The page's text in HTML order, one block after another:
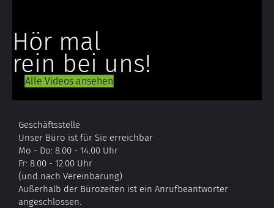
Hör mal
rein bei uns!
Alle Videos ansehen
Geschäftsstelle
Unser Büro ist für Sie erreichbar
Mo - Do: 8.00 - 14.00 Uhr
Fr: 8.00 - 12.00 Uhr
(und nach Vereinbarung)
Außerhalb der Bürozeiten ist ein Anrufbeantworter
angeschlossen.